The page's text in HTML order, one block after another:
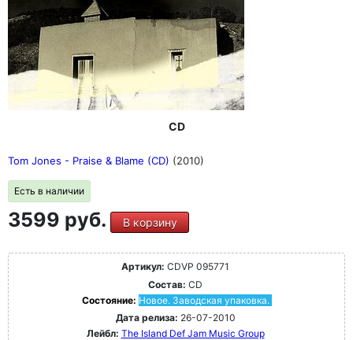
CD
Tom Jones - Praise & Blame (CD) (2010)
Есть в наличии
3599 руб. В корзину
Артикул: CDVP 095771
Состав: CD
Состояние: Новое. Заводская упаковка.
Дата релиза: 26-07-2010
Лейбл: The Island Def Jam Music Group